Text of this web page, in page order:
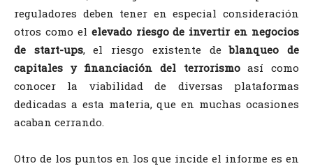
reguladores deben tener en especial consideración
otros como el elevado riesgo de invertir en negocios
de start-ups, el riesgo existente deblanqueo de
capitales y financiación del terrorismoasí como
conocer la viabilidad de diversas plataformas
dedicadas a esta materia, que en muchas ocasiones
acaban cerrando.
Otro de los puntos en los que incide el informe es en